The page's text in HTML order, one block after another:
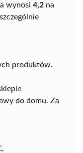
wynosi 4,2 na
produktów.
do domu. Za